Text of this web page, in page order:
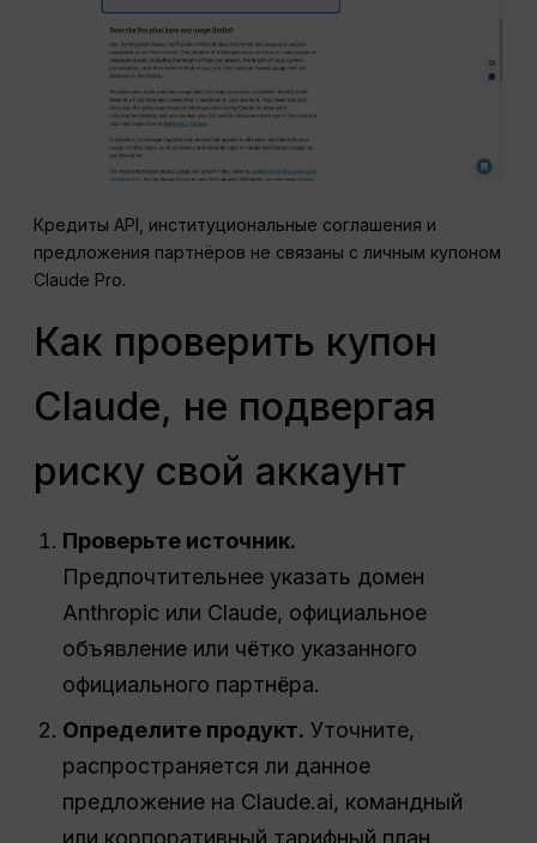
Кредиты API, институциональные соглашения и
предложения партнёров не связаны с личным купоном
Claude Pro.
Как проверить купон
Claude, не подвергая
риску свой аккаунт
Проверьте источник.
Предпочтительнее указать домен
Anthropic или Claude, официальное
объявление или чётко указанного
официального партнёра.
Определите продукт. Уточните,
распространяется ли данное
предложение на Claude.ai, командный
или корпоративный тарифный план,